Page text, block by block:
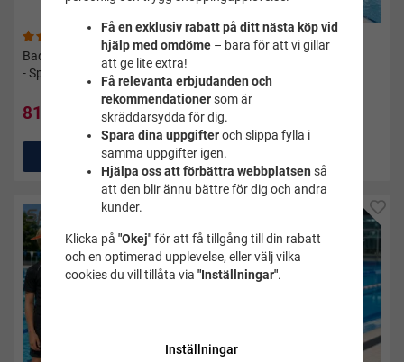
Badmössa barn pace cap vit
- Speedo
81 kr
T-shirt dam Veeti svart -
Speedo
25 kr
Pris i andra butiker 250 kr
Få en exklusiv rabatt på ditt nästa köp vid
hjälp med omdöme– bara för att vi gillar
att ge lite extra!
Få relevanta erbjudanden och
rekommendationersom är
skräddarsydda för dig.
Spara dina uppgifteroch slippa fylla i
samma uppgifter igen.
Hjälpa oss att förbättra webbplatsen så
att den blir ännu bättre för dig och andra
kunder.
Klicka på "Okej"för att få tillgång till din rabatt
och en optimerad upplevelse, eller välj vilka
cookies du vill tillåta via "Inställningar".
Inställningar